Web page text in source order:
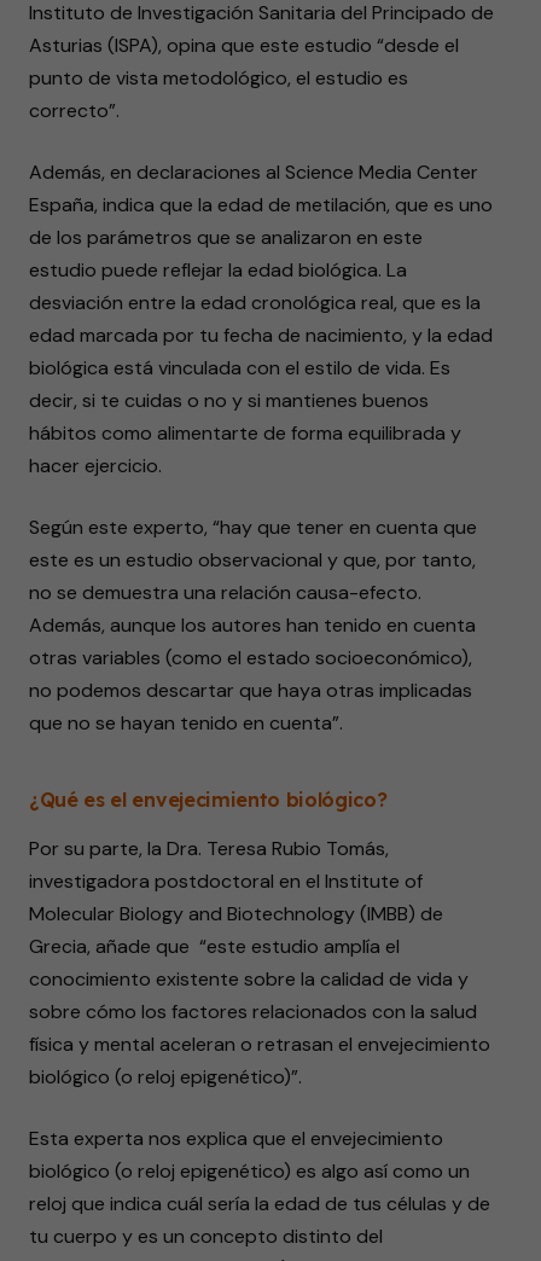
Instituto de Investigación Sanitaria del Principado de
Asturias (ISPA), opina que este estudio “desde el
punto de vista metodológico, el estudio es
correcto”.
Además, en declaraciones al Science Media Center
España, indica que la edad de metilación, que es uno
de los parámetros que se analizaron en este
estudio puede reflejar la edad biológica. La
desviación entre la edad cronológica real, que es la
edad marcada por tu fecha de nacimiento, y la edad
biológica está vinculada con el estilo de vida. Es
decir, si te cuidas o no y si mantienes buenos
hábitos como alimentarte de forma equilibrada y
hacer ejercicio.
Según este experto, “hay que tener en cuenta que
este es un estudio observacional y que, por tanto,
no se demuestra una relación causa-efecto.
Además, aunque los autores han tenido en cuenta
otras variables (como el estado socioeconómico),
no podemos descartar que haya otras implicadas
que no se hayan tenido en cuenta”.
¿Qué es el envejecimiento biológico?
Por su parte, la Dra. Teresa Rubio Tomás,
investigadora postdoctoral en el Institute of
Molecular Biology and Biotechnology (IMBB) de
Grecia, añade que “este estudio amplía el
conocimiento existente sobre la calidad de vida y
sobre cómo los factores relacionados con la salud
física y mental aceleran o retrasan el envejecimiento
biológico (o reloj epigenético)”.
Esta experta nos explica que el envejecimiento
biológico (o reloj epigenético) es algo así como un
reloj que indica cuál sería la edad de tus células y de
tu cuerpo y es un concepto distinto del